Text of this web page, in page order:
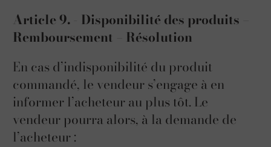
Article 9. - Disponibilité des produits –
Remboursement – Résolution
En cas d’indisponibilité du produit
commandé, le vendeur s’engage à en
informer l’acheteur au plus tôt. Le
vendeur pourra alors, à la demande de
l’acheteur :